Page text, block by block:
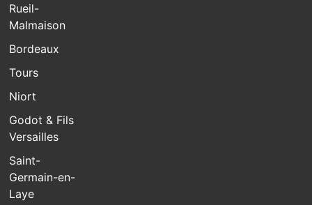
Rueil-
Malmaison
Bordeaux
Tours
Niort
Godot & Fils
Versailles
Saint-
Germain-en-
Laye